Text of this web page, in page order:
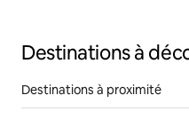
Destinations à
Destinations à proximité